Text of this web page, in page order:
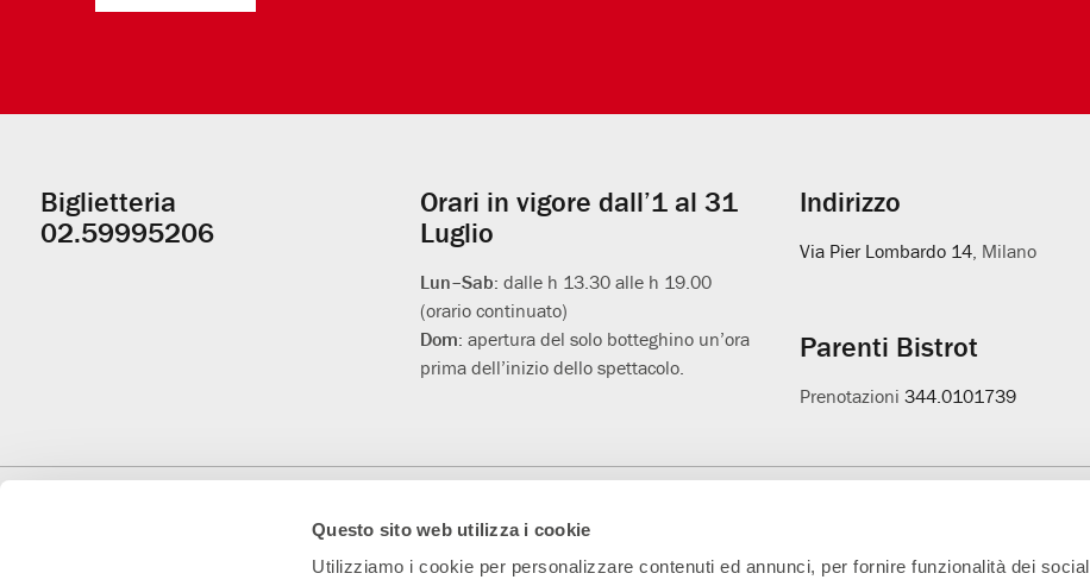
Questo sito web utilizza i cookie
Utilizziamo i cookie per personalizzare contenuti ed annunci, per fornire funzionalità dei social
Informazioni
utili
Biglietteria
02.59995206
Orari in vigore dall’1 al 31
Luglio
Lun–Sab: dalle h 13.30 alle h 19.00
(orario continuato)
Dom: apertura del solo botteghino un’ora
prima dell’inizio dello spettacolo.
Indirizzo
Via Pier Lombardo 14 , Milano
Parenti Bistrot
Prenotazioni 344.0101739
Con il sostegno di Teatro Convenzionato Main Partner